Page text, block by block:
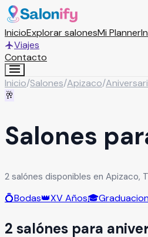
InicioExplorar salonesMi Planner
Viajes
Contacto
Inicio/Salones/Apizaco/
🥂
Salones
2 salónes disponibles en Apizaco,
💍Bodas👑XV Años🎓
2 salónes para